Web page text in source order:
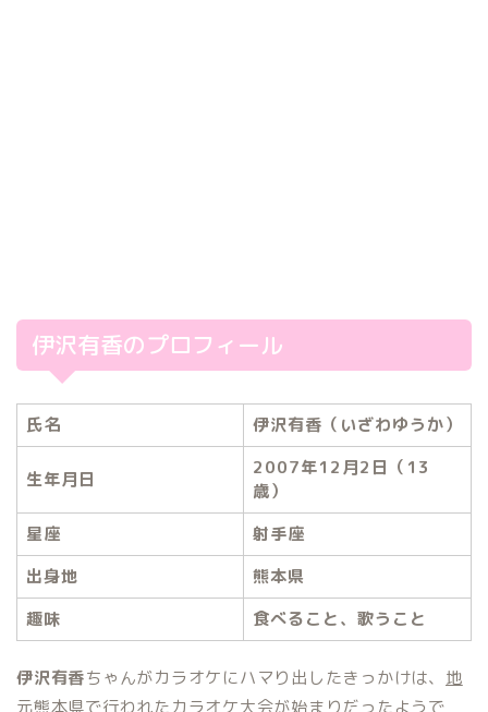
伊沢有香のプロフィール
氏名 伊沢有香（いざわゆうか）
生年月日
2007年12月2日（13
歳）
星座
射手座
出身地
熊本県
趣味
食べること、歌うこと
伊沢有香ちゃんがカラオケにハマり出したきっかけは、 地
元熊本県で行われたカラオケ大会が始まりだったようで